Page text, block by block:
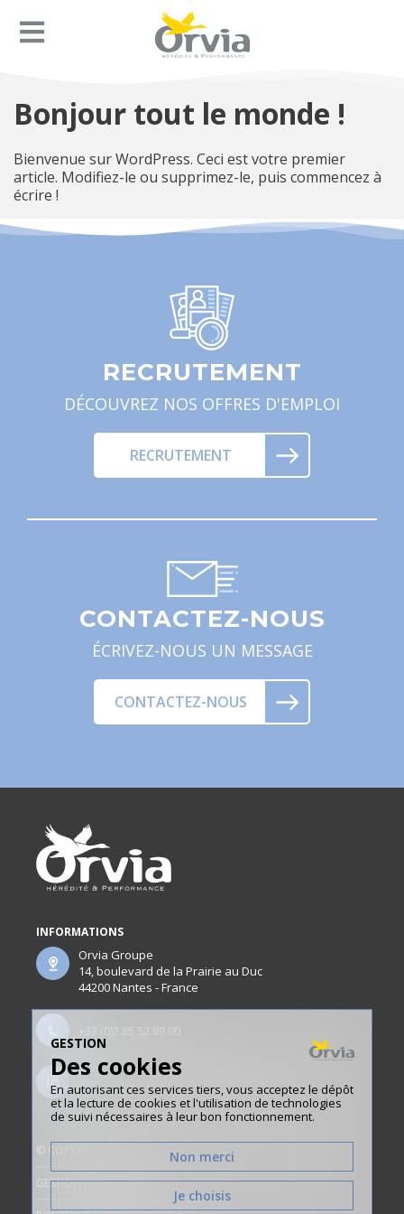
Bonjour tout le monde !
Bienvenue sur WordPress. Ceci est votre premier
article. Modifiez-le ou supprimez-le, puis commencez à
écrire !
RECRUTEMENT
DÉCOUVREZ NOS OFFRES D'EMPLOI
RECRUTEMENT
CONTACTEZ-NOUS
ÉCRIVEZ-NOUS UN MESSAGE
CONTACTEZ-NOUS
INFORMATIONS
Orvia Groupe
14, boulevard de la Prairie au Duc
44200 Nantes - France
+33 (0)2 85 52 89 00
© COPYRIGHT ORVIA
GESTION DES COOKIES
GESTION
Des cookies
En autorisant ces services tiers, vous acceptez le dépôt
et la lecture de cookies et l'utilisation de technologies
de suivi nécessaires à leur bon fonctionnement.
Non merci
Je choisis